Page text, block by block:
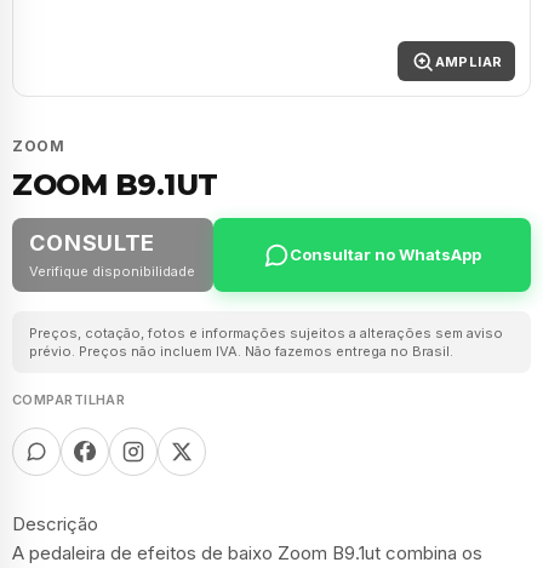
AMPLIAR
ZOOM
ZOOM B9.1UT
CONSULTE
Verifique disponibilidade
Consultar no WhatsApp
Preços, cotação, fotos e informações sujeitos a alterações sem aviso
prévio. Preços não incluem IVA. Não fazemos entrega no Brasil.
COMPARTILHAR
Descrição
A pedaleira de efeitos de baixo Zoom B9.1ut combina os